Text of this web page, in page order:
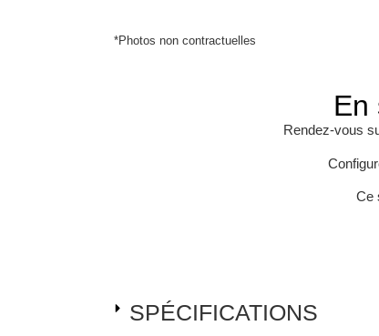
*Photos non contractuelles
En
Rendez-vous
Ce
SPÉCIFICATIONS